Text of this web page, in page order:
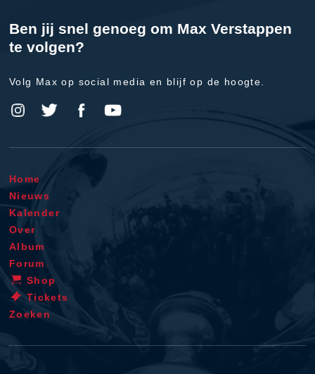
Ben jij snel genoeg om Max Verstappen
te volgen?
Volg Max op social media en blijf op de hoogte.
Home
Nieuws
Kalender
Over
Album
Forum
Shop
Tickets
Zoeken